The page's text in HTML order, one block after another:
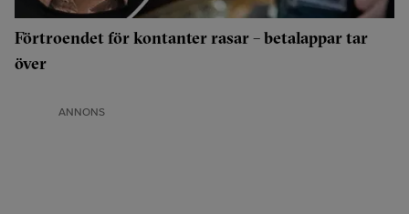
Förtroendet för kontanter rasar – betalappar tar
över
ANNONS